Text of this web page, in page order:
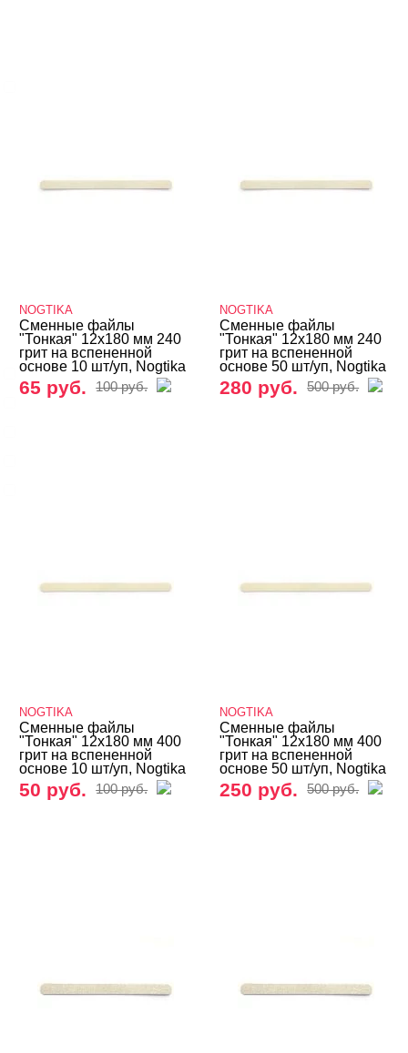
Основы
Сменные файлы
NOGTIKA
Сменные файлы
"Тонкая" 12х180 мм 240
грит на вспененной
основе 10 шт/уп, Nogtika
65 руб. 100 руб.
NOGTIKA
Сменные файлы
"Тонкая" 12х180 мм 240
грит на вспененной
основе 50 шт/уп, Nogtika
280 руб. 500 руб.
NOGTIKA
Сменные файлы
"Тонкая" 12х180 мм 400
грит на вспененной
основе 10 шт/уп, Nogtika
50 руб. 100 руб.
NOGTIKA
Сменные файлы
"Тонкая" 12х180 мм 400
грит на вспененной
основе 50 шт/уп, Nogtika
250 руб. 500 руб.